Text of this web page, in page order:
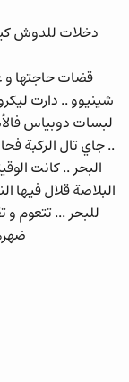
دخلات للدوش
قضات حاجتها و
شينيوو .. دارت
لبسات دوبياس
.. جاي تال الركبة
البحر .. كانت
البلاصة قلال فيها
للبحر ... تتعوم